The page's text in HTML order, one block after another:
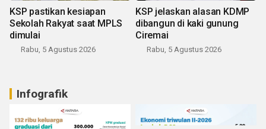
KSP pastikan kesiapan
Sekolah Rakyat saat MPLS
dimulai
Rabu, 5 Agustus 2026
KSP jelaskan alasan KDMP
dibangun di kaki gunung
Ciremai
Rabu, 5 Agustus 2026
Infografik